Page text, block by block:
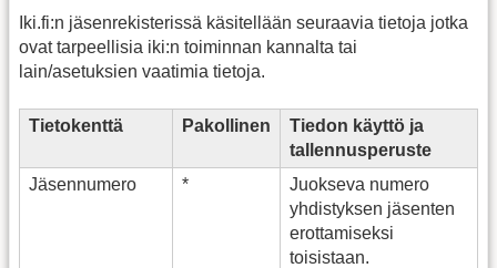
Iki.fi:n jäsenrekisterissä käsitellään seuraavia tietoja jotka
ovat tarpeellisia iki:n toiminnan kannalta tai
lain/asetuksien vaatimia tietoja.
Tietokenttä Pakollinen
Tiedon käyttö ja
tallennusperuste
Jäsennumero
*
Juokseva numero
yhdistyksen jäsenten
erottamiseksi
toisistaan.